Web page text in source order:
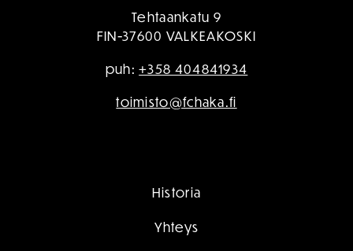
Tehtaankatu 9
FIN-37600 VALKEAKOSKI
puh:+358 404841934
toimisto@fchaka.fi
Historia
Yhteys